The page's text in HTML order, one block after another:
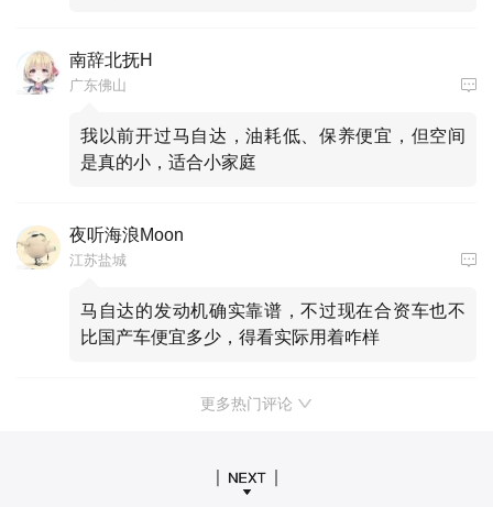
南辞北抚H
广东佛山
我以前开过马自达，油耗低、保养便宜，但空间
是真的小，适合小家庭
夜听海浪Moon
江苏盐城
马自达的发动机确实靠谱，不过现在合资车也不
比国产车便宜多少，得看实际用着咋样
更多热门评论